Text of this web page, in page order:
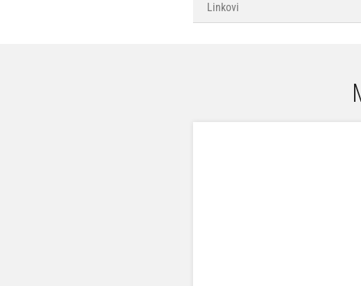
Linkovi